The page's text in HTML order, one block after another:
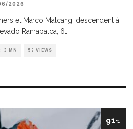
2026
et Marco Malcangi descendent à
Ranrapalca, 6
3 MN 52 VIEWS
91 %